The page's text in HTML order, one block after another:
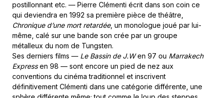
postillonnant etc. — Pierre Clémenti écrit dans son coin ce
qui deviendra en 1992 sa première pièce de théâtre,
Chronique d’une mort retardée, un monologue joué par lui-
même, calé sur une bande son crée par un groupe
métalleux du nom de Tungsten.
Ses derniers films — Le Bassin de J.Wen 97 ou Marrakech
Expressen 98 — sont encore un pied de nez aux
conventions du cinéma traditionnel et inscrivent
définitivement Clémenti dans une catégorie différente, une